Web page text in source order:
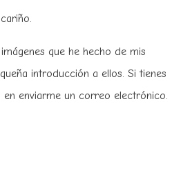
que he hecho de mis
introducción a ellos. Si tienes
en enviarme un correo electrónico.